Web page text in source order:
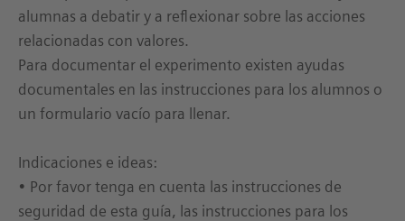
alumnas a debatir y a reflexionar sobre las acciones
relacionadas con valores.
Para documentar el experimento existen ayudas
documentales en las instrucciones para los alumnos o
un formulario vacío para llenar.
Indicaciones e ideas:
• Por favor tenga en cuenta las instrucciones de
seguridad de esta guía, las instrucciones para los